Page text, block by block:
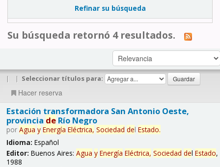
Refinar su búsqueda
Su búsqueda retornó 4 resultados.
| | Seleccionar títulos para:
Hacer reserva
Estación transformadora San Antonio Oeste,
provincia deRío Negro
por Agua y Energía Eléctrica, Sociedad del Estado.
Idioma: Español
Editor: Buenos Aires: Agua y Energía Eléctrica, Sociedad del Estado,
1988